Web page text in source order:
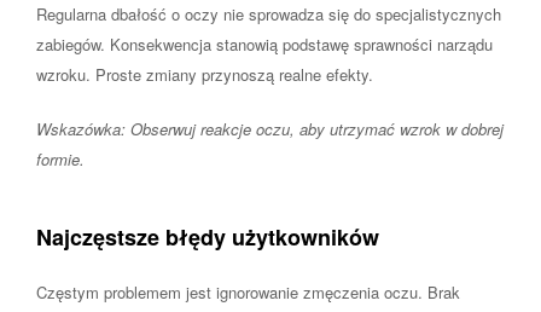
Regularna dbałość o oczy nie sprowadza się do specjalistycznych
zabiegów. Konsekwencja stanowią podstawę sprawności narządu
wzroku. Proste zmiany przynoszą realne efekty.
Wskazówka: Obserwuj reakcje oczu, aby utrzymać wzrok w dobrej
formie.
Najczęstsze błędy użytkowników
Częstym problemem jest ignorowanie zmęczenia oczu. Brak